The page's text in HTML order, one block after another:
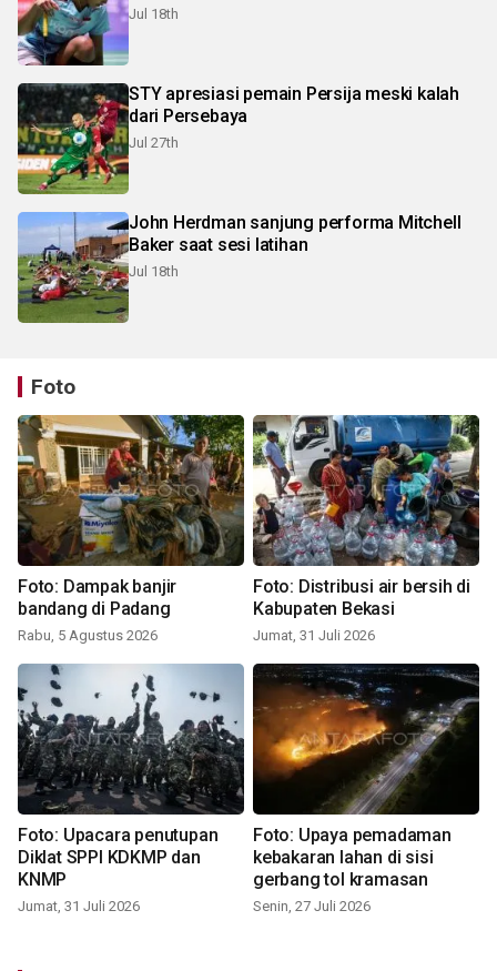
Jul 18th
STY apresiasi pemain Persija meski kalah
dari Persebaya
Jul 27th
John Herdman sanjung performa Mitchell
Baker saat sesi latihan
Jul 18th
Foto
Foto: Dampak banjir
bandang di Padang
Rabu, 5 Agustus 2026
Foto: Distribusi air bersih di
Kabupaten Bekasi
Jumat, 31 Juli 2026
Foto: Upacara penutupan
Diklat SPPI KDKMP dan
KNMP
Jumat, 31 Juli 2026
Foto: Upaya pemadaman
kebakaran lahan di sisi
gerbang tol kramasan
Senin, 27 Juli 2026